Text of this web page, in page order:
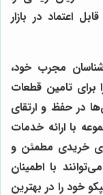
اعتماد در بازار
مجرب خود،
برای تامین قطعات
در حفظ و ارتقای
با ارائه خدمات
خریدی مطمئن و
با اطمینان
خود را در بهترین